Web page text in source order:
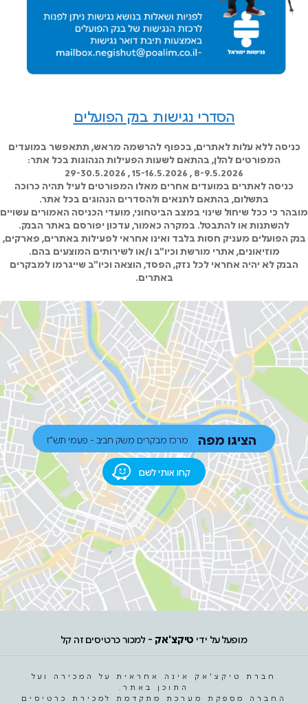
הסדרי נגישות בנק הפועלים
כניסה ללא עלות לאתרים, בכפוף להרשמה מראש, תתאפשר במועדים
המפורטים להלן, בהתאם לשעות הפעילות הנהוגות בכל אתר:
8-9.5.2026 , 15-16.5.2026 , 29-30.5.2026
כניסה לאתרים במועדים אחרים מאלו המפורטים לעיל תהיה כרוכה
בתשלום, בהתאם לתנאים ולהסדרים הנהוגים בכל אתר.
מובהר כי ככל שיחול שינוי במצב הביטחוני, מועדי הכניסה האמורים עשויים
להשתנות או להתבטל. במקרה כאמור, עדכון יפורסם באתר הבנק.
בנק הפועלים מעניק חסות בלבד ואינו אחראי לפעילות באתרים, פארקים,
מוזיאונים, אתרי מורשת וכיו"ב ו/או לשירותים המוצעים בהם.
הבנק לא יהיה אחראי לכל נזק, הפסד, הוצאה וכיו"ב שייגרמו למבקרים
באתרים.
קחו אותי לשם
הציגו מפה מרכז מבקרים משק חביב - פעמי תש"ז
מופעל על ידי טיקצ'אק - למכור כרטיסים זה קל
חברת טיקצ'אק אינה אחראית על המכירה ועל
התוכן באתר.
החברה מספקת מערכת מתקדמת למכירת כרטיסים